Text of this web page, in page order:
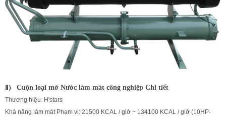
Ⅱ） Cuộn loại mở Nước làm mát công nghiệp Chi tiết
Thương hiệu: H'stars
Khả năng làm mát Phạm vi: 21500 KCAL / giờ ~ 134100 KCAL / giờ (10HP-